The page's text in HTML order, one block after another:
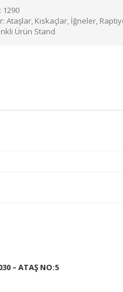
1290
Ataşlar, Kıskaçlar, İğneler,
Ürün Stand
– ATAŞ NO:5